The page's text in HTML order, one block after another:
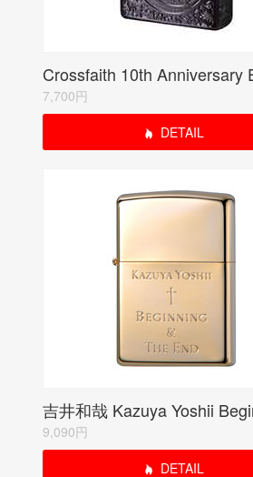
7,700円
DETAIL
9,090円
DETAIL